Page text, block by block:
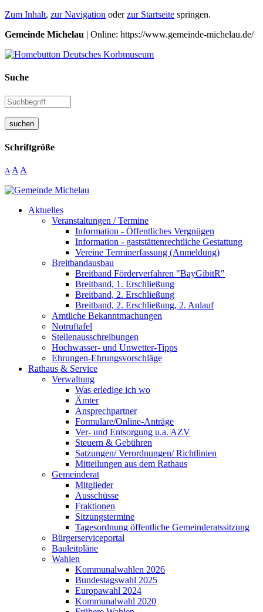
Zum Inhalt, zur Navigation oderzur Startseite springen.
Gemeinde Michelau | Online: https://www.gemeinde-michelau.de/
Suche
suchen
Schriftgröße
A A A
Aktuelles
Veranstaltungen / Termine
Information - Öffentliches Vergnügen
Information - gaststättenrechtliche Gestattung
Vereine Terminerfassung (Anmeldung)
Breitbandausbau
Breitband Förderverfahren "BayGibitR"
Breitband, 1. Erschließung
Breitband, 2. Erschließung
Breitband, 2. Erschließung, 2. Anlauf
Amtliche Bekanntmachungen
Notruftafel
Stellenausschreibungen
Hochwasser- und Unwetter-Tipps
Ehrungen-Ehrungsvorschläge
Rathaus & Service
Verwaltung
Was erledige ich wo
Ämter
Ansprechpartner
Formulare/Online-Anträge
Ver- und Entsorgung u.a. AZV
Steuern & Gebühren
Satzungen/ Verordnungen/ Richtlinien
Mitteilungen aus dem Rathaus
Gemeinderat
Mitglieder
Ausschüsse
Fraktionen
Sitzungstermine
Tagesordnung öffentliche Gemeinderatssitzung
Bürgerserviceportal
Bauleitpläne
Wahlen
Kommunalwahlen 2026
Bundestagswahl 2025
Europawahl 2024
Kommunalwahl 2020